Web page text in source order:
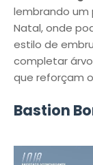
lembrando um
Natal, onde
estilo de
completar
que reforçam
Bastion